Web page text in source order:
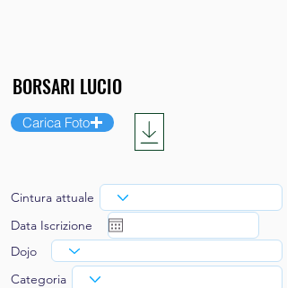
Carica Foto
Cintura attuale
Data Iscrizione
Dojo
Categoria